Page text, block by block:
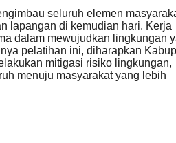
seluruh elemen
lapangan di kemudian hari. Kerja
dalam mewujudkan lingkungan
pelatihan ini, diharapkan
mitigasi risiko lingkungan,
menuju masyarakat yang lebih